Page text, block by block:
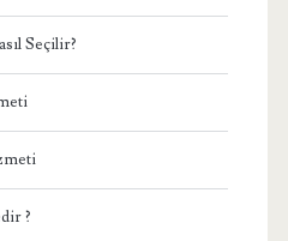
Seçilir?
?